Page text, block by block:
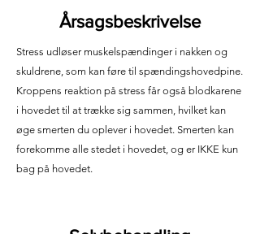
Årsagsbeskrivelse
Stress udløser muskelspændinger i nakken og
skuldrene, som kan føre til spændingshovedpine.
Kroppens reaktion på stress får også blodkarene
i hovedet til at trække sig sammen, hvilket kan
øge smerten du oplever i hovedet. Smerten kan
forekomme alle stedet i hovedet, og er IKKE kun
bag på hovedet.